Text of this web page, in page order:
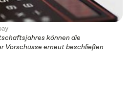
können die
Vorschüsse erneut beschließen